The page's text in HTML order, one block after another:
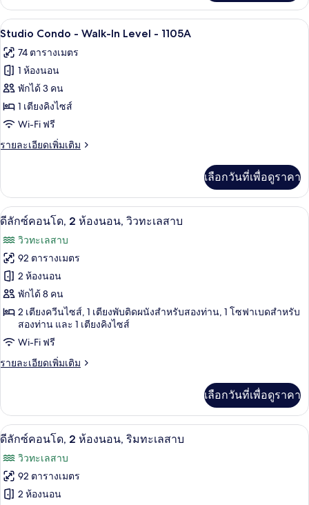
เกี่ยว
กับ
ดี
ซ์
สตู
ดิ
โอ,
เตียง
คิง
ไซส์
1
เปิด
ภาพถ่าย
ทั้งหมด
ของ
Studio
Condo
Walk-
Level
1105A
ผ้าม่านกันแสง, เตารีด/โต๊ะรีดผ้า, Wi-
8
Studio Condo - Walk-In Level - 1105A
74 ตารางเมตร
1 ห้องนอน
พักได้ 3 คน
1 เตียงคิงไซส์
Wi-Fi ฟรี
รายละเอียดเพิ่มเติม
ราย
เกี่ยว
กับ
Studio
-
Walk-
In
Level
1105A
เลือกวันที่เพื่อดูราคา
เปิด
ภาพถ่าย
ทั้งหมด
ของ
ดี
ลัก
ซ์
ห้อง
นอน,
วิว
ทะเลสาบ
ผ้าม่านกันแสง, เตารีด/โต๊ะรีดผ้า, Wi-
24
ดีลักซ์คอนโด, 2 ห้องนอน, วิวทะเลสาบ
วิวทะเลสาบ
92 ตารางเมตร
2 ห้องนอน
พักได้ 8 คน
2 เตียงควีนไซส์, 1 เตียงพับติดผนังสำหรับสองท่าน, 1 โซฟาเบดสำหรับ
สองท่าน และ 1 เตียงคิงไซส์
Wi-Fi ฟรี
รายละเอียดเพิ่มเติม
ราย
เกี่ยว
กับ
ดี
ซ์
คอน
โด,
2
เลือกวันที่เพื่อดูราคา
เปิด
ภาพถ่าย
ทั้งหมด
ของ
ดีลักซ์คอนโด, 2 ห้องนอน, ริมทะเลสาบ
21
ดีลักซ์คอนโด, 2 ห้องนอน, ริมทะเลสาบ
วิวทะเลสาบ
92 ตารางเมตร
2 ห้องนอน